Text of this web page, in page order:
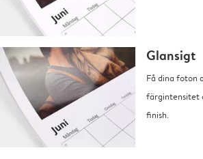
Glansigt
Få dina foton
färgintensitet
finish.